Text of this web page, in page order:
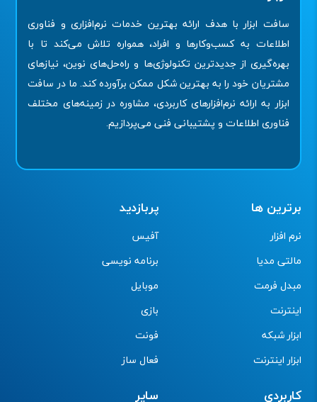
سافت ابزار با هدف ارائه بهترین خدمات نرم‌افزاری و فناوری
اطلاعات به کسب‌وکارها و افراد، همواره تلاش می‌کند تا با
بهره‌گیری از جدیدترین تکنولوژی‌ها و راه‌حل‌های نوین، نیازهای
مشتریان خود را به بهترین شکل ممکن برآورده کند. ما در سافت
ابزار به ارائه نرم‌افزارهای کاربردی، مشاوره در زمینه‌های مختلف
فناوری اطلاعات و پشتیبانی فنی می‌پردازیم.
برترین ها
نرم افزار
مالتی مدیا
مبدل فرمت
اینترنت
ابزار شبکه
ابزار اینترنت
پربازدید
آفیس
برنامه نویسی
موبایل
بازی
فونت
فعال ساز
کاربردی سایر